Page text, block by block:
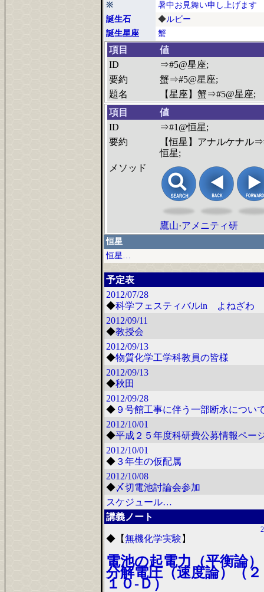
※
暑中お見舞い申し上げます
誕生石
◆ルビー
誕生星座
蟹
項目
値
ID
⇒#5@星座;
要約
蟹⇒#5@星座;
題名
【星座】蟹⇒#5@星座;
項目
値
ID
⇒#1@恒星;
要約
【恒星】アナルケナル
恒星;
メソッド
鷹山·アメニティ研
恒星
恒星…
予定表
2012/07/28
◆科学フェスティバルin よねざわ
2012/09/11
◆教授会
2012/09/13
◆物質化学工学科教員の皆様
2012/09/13
◆秋田
2012/09/28
◆ ９号館工事に伴う一部断水につい
2012/10/01
◆平成２５年度科研費公募情報ペー
2012/10/01
◆ ３年生の仮配属
2012/10/08
◆〆切電池討論会参加
スケジュール…
講義ノート
◆ 【無機化学実験 】
電池の起電力（平衡論
分解電圧（速度論）（
１０-Ｄ）